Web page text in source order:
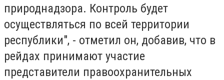
природнадзора. Контроль будет
осуществляться по всей территории
республики", - отметил он, добавив, что в
рейдах принимают участие
представители правоохранительных